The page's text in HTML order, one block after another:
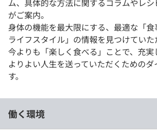
がご案内。
身体の機能を最大限にする、最適な「
ライフスタイル」の情報を見つけていた
今よりも「楽しく食べる」ことで、充実
よりよい人生を送っていただくための
す。
働く環境